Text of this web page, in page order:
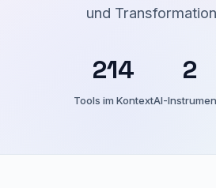
und
214
Tools im Kontext
2
AI-